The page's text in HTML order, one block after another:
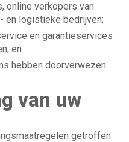
online verkopers van
en logistieke bedrijven;
en garantieservices
en
hebben doorverwezen.
van uw
getroffen